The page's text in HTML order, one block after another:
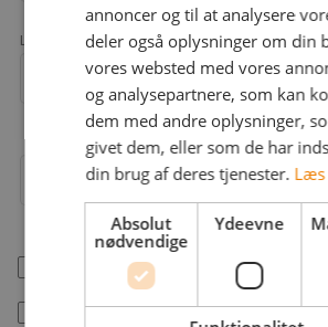
Landekode
Mobil
Arbejdsområder
Jeg er freelancer
Jeg accepterer jobstafet.dk's
annoncer og til at analysere
deler også oplysninger om din
vores websted med vores
og analysepartnere, som kan
dem med andre oplysninger,
givet dem, eller som de har
din brug af deres tjenester. Læs
Absolut
nødvendige
Ydeevne